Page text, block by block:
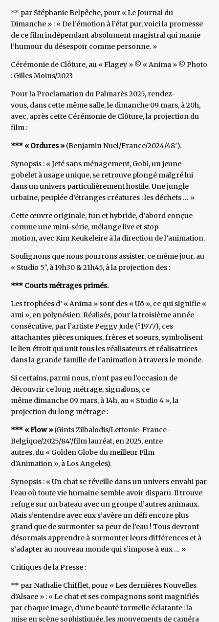
** par Stéphanie Belpêche, pour « Le Journal du
Dimanche » : « De l’émotion à l’état pur, voici la promesse
de ce film indépendant absolument magistral qui manie
l’humour du désespoir comme personne. »
Cérémonie de Clôture, au « Flagey » © « Anima » © Photo
: Gilles Moins/2023
Pour la Proclamation du Palmarès 2025, rendez-
vous, dans cette même salle, le dimanche 09 mars, à 20h,
avec, après cette Cérémonie de Clôture, la projection du
film :
*** « Ordures » (Benjamin Nuel/France/2024/48′).
Synopsis : « Jeté sans ménagement, Gobi, un jeune
gobelet à usage unique, se retrouve plongé malgré lui
dans un univers particulièrement hostile. Une jungle
urbaine, peuplée d’étranges créatures : les déchets … »
Cette œuvre originale, fun et hybride, d’abord conçue
comme une mini-série, mélange live et stop
motion, avec Kim Keukeleire à la direction de l’animation.
Soulignons que nous pourrons assister, ce même jour, au
« Studio 5″, à 19h30 & 21h45, à la projection des :
*** Courts métrages primés.
Les trophées d’ « Anima » sont des « Uō », ce qui signifie «
ami », en polynésien. Réalisés, pour la troisième année
consécutive, par l’artiste Peggy Jude (°1977), ces
attachantes pièces uniques, frères et soeurs, symbolisent
le lien étroit qui unit tous les réalisateurs et réalisatrices
dans la grande famille de l’animation à travers le monde.
Si certains, parmi nous, n’ont pas eu l’occasion de
découvrir ce long métrage, signalons, ce
même dimanche 09 mars, à 14h, au « Studio 4 », la
projection du long métrage :
*** « Flow » (Gints Zilbalodis/Lettonie-France-
Belgique/2025/84’/film lauréat, en 2025, entre
autres, du « Golden Globe du meilleur Film
d’Animation », à Los Angeles).
Synopsis : « Un chat se réveille dans un univers envahi par
l’eau où toute vie humaine semble avoir disparu. Il trouve
refuge sur un bateau avec un groupe d’autres animaux.
Mais s’entendre avec eux s’avère un défi encore plus
grand que de surmonter sa peur de l’eau ! Tous devront
désormais apprendre à surmonter leurs différences et à
s’adapter au nouveau monde qui s’impose à eux … »
Critiques de la Presse :
** par Nathalie Chifflet, pour « Les dernières Nouvelles
d’Alsace » : « Le chat et ses compagnons sont magnifiés
par chaque image, d’une beauté formelle éclatante : la
mise en scène sophistiquée, les mouvements de caméra